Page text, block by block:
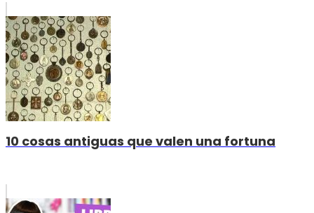
10 cosas antiguas que valen una fortuna